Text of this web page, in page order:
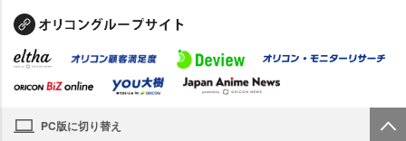
PC版に切り替え